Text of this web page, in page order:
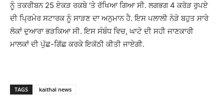
ਨੂੰ ਤਕਰੀਬਨ 25 ਏਕੜ ਰਕਬੇ ‘ਤੇ ਰੱਖਿਆ ਗਿਆ ਸੀ. ਲਗਭਗ 4 ਕਰੋੜ ਰੁਪਏ
ਦੀ ਪ੍ਰਿਮੇਰ ਸਟਾਰਕ ਨੂੰ ਸਾੜਣ ਦਾ ਅਨੁਮਾਨ ਹੈ. ਇਸ ਪਲਾਲੀ ਨੇੜੇ ਬਹੁਤ ਸਾਰੇ
ਲੋਕਾਂ ਦੁਆਰਾ ਭੜਕਿਆ ਸੀ. ਇਸ ਸੰਬੰਧ ਵਿਚ, ਘਾਟੇ ਦੀ ਸਹੀ ਜਾਣਕਾਰੀ
ਮਾਲਕਾਂ ਦੀ ਪੁੱਛ-ਗਿੱਛ ਕਰਕੇ ਇਕੱਠੀ ਕੀਤੀ ਜਾਏਗੀ.
TAGS kaithal news